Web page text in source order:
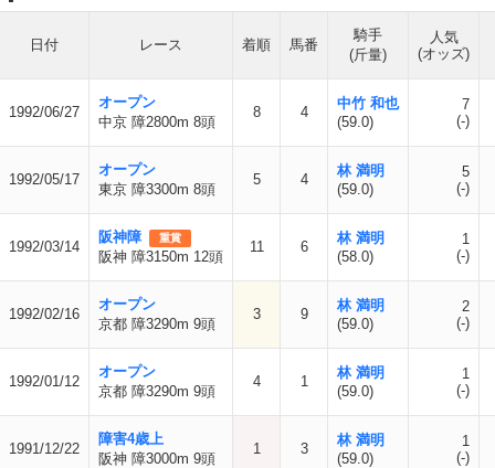
日付 レース 着順 馬番
騎手
(斤量)
人気
(オッズ)
1992/06/27
オープン
中京 障2800m 8頭
8 4
中竹 和也
(59.0)
7
(-)
1992/05/17
オープン
東京 障3300m 8頭
5 4
林 満明
(59.0)
5
(-)
1992/03/14
阪神障 重賞
阪神 障3150m 12頭
11 6
林 満明
(58.0)
1
(-)
1992/02/16
オープン
京都 障3290m 9頭
3 9
林 満明
(59.0)
2
(-)
1992/01/12
オープン
京都 障3290m 9頭
4 1
林 満明
(59.0)
1
(-)
1991/12/22
障害4歳上
阪神 障3000m 9頭
1 3
林 満明
(59.0)
1
(-)